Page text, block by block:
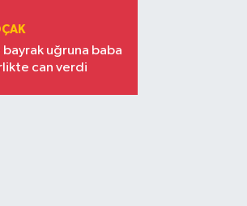
bayrak uğruna baba
can verdi